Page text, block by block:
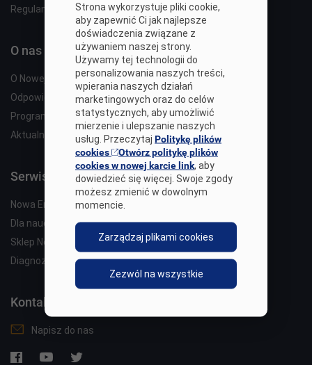
Regulamin
O nas
O Nowej Erze
Odpowiedzialność społeczna
Programy edukacyjne
Aktualności
Serwisy Nowej Ery
Nowa Era
Dla nauczyciela
Sklep Nowej Ery
Diagnoza Nowej Ery
Kontakt
Napisz do nas
Strona wykorzystuje pliki cookie,
aby zapewnić Ci jak najlepsze
doświadczenia związane z
używaniem naszej strony.
Używamy tej technologii do
personalizowania naszych treści,
wpierania naszych działań
marketingowych oraz do celów
statystycznych, aby umożliwić
mierzenie i ulepszanie naszych
usług. Przeczytaj Politykę plików
cookies
Otwórz politykę plików
cookies w nowej karcie link , aby
dowiedzieć się więcej. Swoje zgody
możesz zmienić w dowolnym
momencie.
Zarządzaj plikami cookies
Zezwól na wszystkie